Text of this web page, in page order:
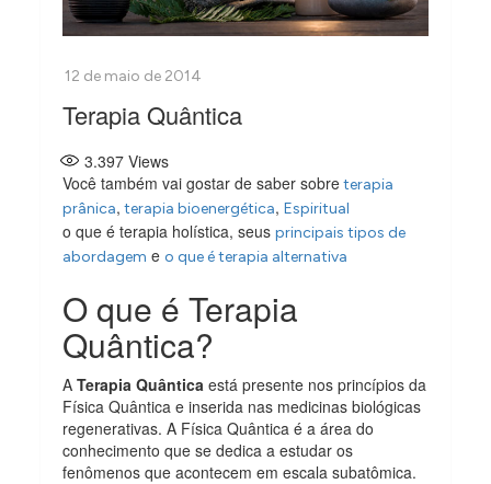
Terapia Quântica
3.397 Views
Você também vai gostar de saber sobreterapia
prânica, terapia bioenergética,Espiritual
o que é terapia holística, seusprincipais tipos de
abordagem eo que é terapia alternativa
O que é Terapia
Quântica?
ATerapia Quântica está presente nos princípios da
Física Quântica e inserida nas medicinas biológicas
regenerativas. A Física Quântica é a área do
conhecimento que se dedica a estudar os
fenômenos que acontecem em escala subatômica.